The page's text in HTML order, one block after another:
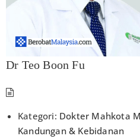
Dr Teo Boon Fu
Kategori: Dokter Mahkota
Kandungan & Kebidanan